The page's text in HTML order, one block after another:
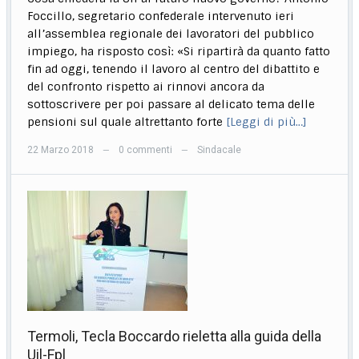
Foccillo, segretario confederale intervenuto ieri
all’assemblea regionale dei lavoratori del pubblico
impiego, ha risposto così: «Si ripartirà da quanto fatto
fin ad oggi, tenendo il lavoro al centro del dibattito e
del confronto rispetto ai rinnovi ancora da
sottoscrivere per poi passare al delicato tema delle
pensioni sul quale altrettanto forte [Leggi di più…]
22 Marzo 2018 — 0 commenti — Sindacale
Termoli, Tecla Boccardo rieletta alla guida della
Uil-Fpl